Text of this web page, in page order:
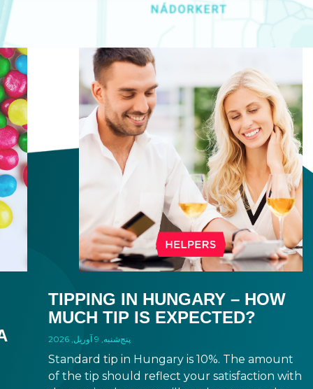
TIPPING IN HUNGARY – HOW
MUCH TIP IS EXPECTED?
پنج‌شنبه, 9 آوریل, 2026
Standard tip in Hungary is 10%. The amount
of the tip should reflect your satisfaction with